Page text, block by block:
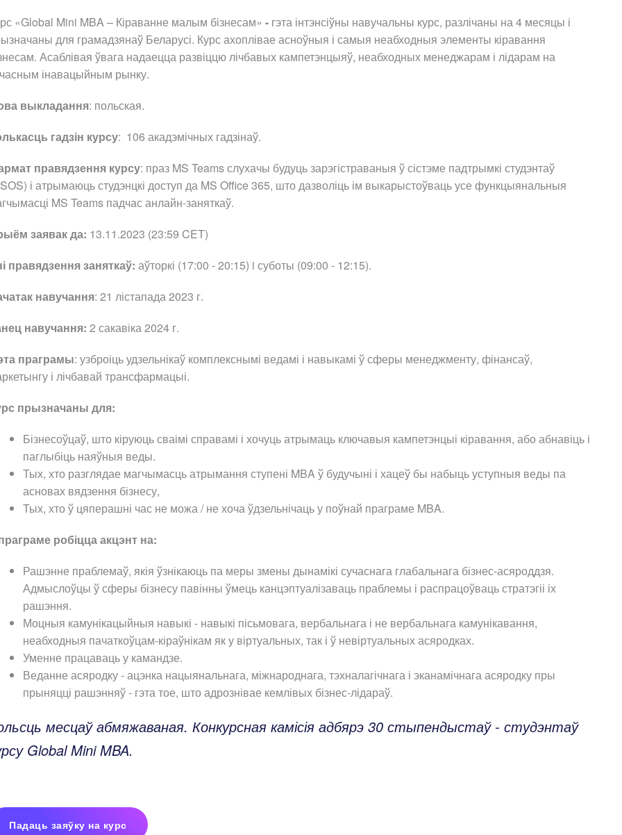
«Global Mini MBA – Кіраванне малым бізнесам»- гэта інтэнсіўны навучальны курс, разлічаны на 4 месяцы і
для грамадзянаў Беларусі. Курс ахоплівае асноўныя і самыя неабходныя элементы кіравання
Асаблівая ўвага надаецца развіццю лічбавых кампетэнцыяў, неабходных менеджарам і лідарам на
інавацыйным рынку.
выкладання: польская.
гадзін курсу: 106 акадэмічных гадзінаў.
правядзення курсу: праз MS Teams слухачы будуць зарэгістраваныя ў сістэме падтрымкі студэнтаў
і атрымаюць студэнцкі доступ да MS Office 365, што дазволіць ім выкарыстоўваць усе функцыянальныя
MS Teams падчас анлайн-заняткаў.
заявак да: 13.11.2023 (23:59 CET)
правядзення заняткаў:аўторкі (17:00 - 20:15) i суботы (09:00 - 12:15).
навучання: 21 лістапада 2023 г.
навучання:2 сакавіка 2024 г.
праграмы: узброіць удзельнікаў комплекснымі ведамі і навыкамі ў сферы менеджменту, фінансаў,
і лічбавай трансфармацыі.
прызначаны для:
Бізнесоўцаў, што кіруюць сваімі справамі і хочуць атрымаць ключавыя кампетэнцыі кіравання, або абнавіць і
паглыбіць наяўныя веды.
Тых, хто разглядае магчымасць атрымання ступені MBA ў будучыні і хацеў бы набыць уступныя веды па
асновах вядзення бізнесу,
Тых, хто ў цяперашні час не можа / не хоча ўдзельнічаць у поўнай праграме MBA.
робіцца акцэнт на:
Рашэнне праблемаў, якія ўзнікаюць па меры змены дынамікі сучаснага глабальнага бізнес-асяроддзя.
Адмыслоўцы ў сферы бізнесу павінны ўмець канцэптуалізаваць праблемы і распрацоўваць стратэгіі іх
рашэння.
Моцныя камунікацыйныя навыкі - навыкі пісьмовага, вербальнага і не вербальнага камунікавання,
неабходныя пачаткоўцам-кіраўнікам як у віртуальных, так і ў невіртуальных асяродках.
Уменне працаваць у камандзе.
Веданне асяродку - ацэнка нацыянальнага, міжнароднага, тэхналагічнага і эканамічнага асяродку пры
прыняцці рашэнняў - гэта тое, што адрознівае кемлівых бізнес-лідараў.
месцаў абмяжаваная. Конкурсная камісія адбярэ 30 стыпендыстаў - студэнтаў
Global Mini MBA.
Падаць заяўку на курс